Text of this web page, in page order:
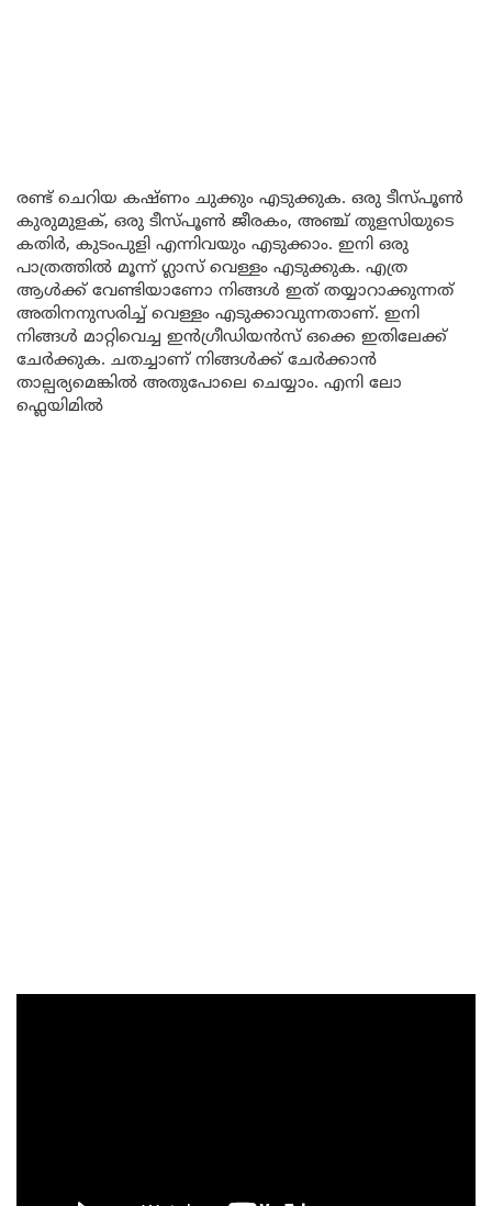
രണ്ട് ചെറിയ കഷ്ണം ചുക്കും എടുക്കുക. ഒരു ടീസ്പൂൺ
കുരുമുളക്, ഒരു ടീസ്പൂൺ ജീരകം, അഞ്ച് തുളസിയുടെ
കതിർ, കുടംപുളി എന്നിവയും എടുക്കാം. ഇനി ഒരു
പാത്രത്തിൽ മൂന്ന് ഗ്ലാസ് വെള്ളം എടുക്കുക. എത്ര
ആൾക്ക് വേണ്ടിയാണോ നിങ്ങൾ ഇത് തയ്യാറാക്കുന്നത്
അതിനനുസരിച്ച് വെള്ളം എടുക്കാവുന്നതാണ്. ഇനി
നിങ്ങൾ മാറ്റിവെച്ച ഇൻഗ്രീഡിയൻസ് ഒക്കെ ഇതിലേക്ക്
ചേർക്കുക. ചതച്ചാണ് നിങ്ങൾക്ക് ചേർക്കാൻ
താല്പര്യമെങ്കിൽ അതുപോലെ ചെയ്യാം. എനി ലോ
ഫ്ലെയിമിൽ